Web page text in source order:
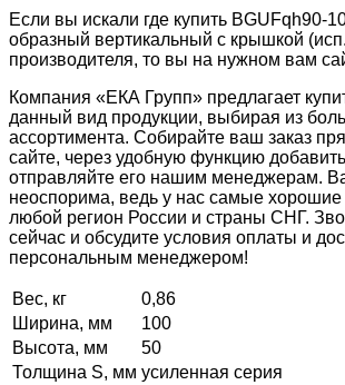
Если вы искали где купить BGUFqh90-
образный вертикальный с крышкой
производителя, то вы на нужном вам
Компания «ЕКА Групп» предлагает
данный вид продукции, выбирая из
ассортимента. Собирайте ваш заказ
сайте, через удобную функцию
отправляйте его нашим менеджерам.
неоспорима, ведь у нас самые хорошие
любой регион России и страны СНГ.
сейчас и обсудите условия оплаты и
персональным менеджером!
Вес, кг
0,86
Ширина, мм
100
Высота, мм
50
Толщина S, мм усиленная серия